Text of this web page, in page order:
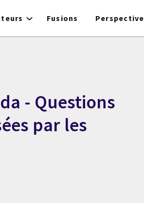
Fusions
- Questions
par les